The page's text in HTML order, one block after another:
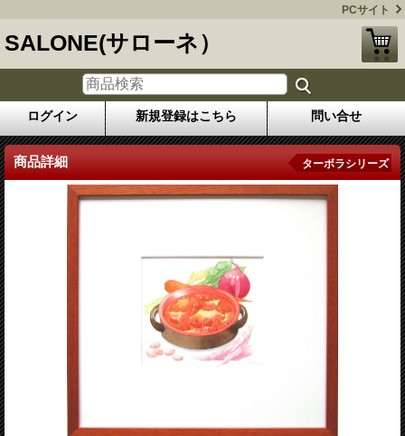
PCサイト
SALONE(サローネ）
ログイン 新規登録はこちら 問い合せ
商品詳細 ターボラシリーズ